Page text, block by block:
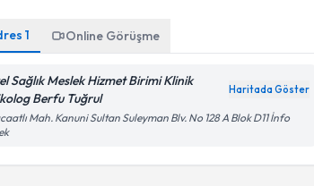
1 Online Görüşme
Sağlık Meslek Hizmet Birimi Klinik
Berfu Tuğrul
Haritada Göster
Mah. Kanuni Sultan Suleyman Blv. No 128 A Blok D11 İnfo